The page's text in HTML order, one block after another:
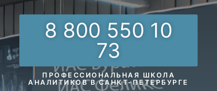
8 800 550 10
73
ПРОФЕССИОНАЛЬНАЯ ШКОЛА
АНАЛИТИКОВ В САНКТ-ПЕТЕРБУРГЕ